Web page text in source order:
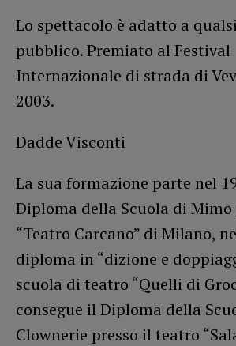
Lo spettacolo è adatto a
pubblico. Premiato al Festival
Internazionale di strada di
2003.
Dadde Visconti
La sua formazione parte nel
Diploma della Scuola di Mimo
“Teatro Carcano” di Milano,
diploma in “dizione e
scuola di teatro “Quelli di
consegue il Diploma della
Clownerie presso il teatro